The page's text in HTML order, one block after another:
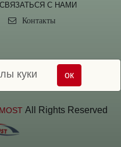
СВЯЗАТЬСЯ С НАМИ
Контакты
All Rights Reserved
куки ок